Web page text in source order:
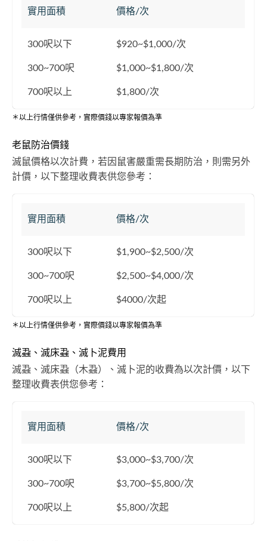
實用面積 價格/次
300呎以下 $920~$1,000/次
300~700呎 $1,000~$1,800/次
700呎以上 $1,800/次
＊以上行情僅供參考，實際價錢以專家報價為準
老鼠防治價錢
滅鼠價格以次計費，若因鼠害嚴重需長期防治，則需另外
計價，以下整理收費表供您參考：
實用面積 價格/次
300呎以下 $1,900~$2,500/次
300~700呎 $2,500~$4,000/次
700呎以上 $4000/次起
＊以上行情僅供參考，實際價錢以專家報價為準
滅蝨、滅床蝨、滅卜泥費用
滅蝨、滅床蝨（木蝨）、滅卜泥的收費為以次計價，以下
整理收費表供您參考：
實用面積 價格/次
300呎以下 $3,000~$3,700/次
300~700呎 $3,700~$5,800/次
700呎以上 $5,800/次起